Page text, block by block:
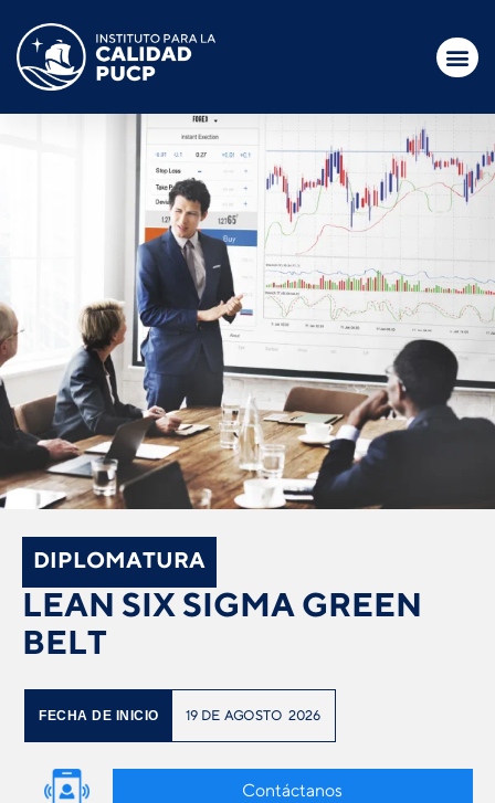
DIPLOMATURA
LEAN SIX SIGMA GREEN
BELT
FECHA DE INICIO 19 DE AGOSTO 2026
Contáctanos